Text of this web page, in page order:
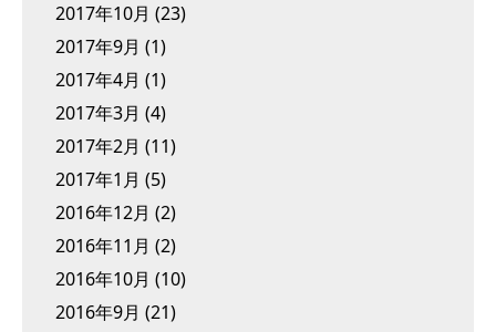
2017年10月 (23)
2017年9月 (1)
2017年4月 (1)
2017年3月 (4)
2017年2月 (11)
2017年1月 (5)
2016年12月 (2)
2016年11月 (2)
2016年10月 (10)
2016年9月 (21)